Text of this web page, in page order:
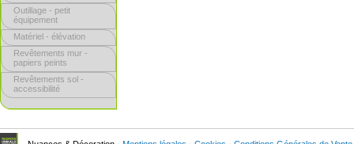
Outillage - petit
équipement
Matériel - élévation
Revêtements mur -
papiers peints
Revêtements sol -
accessibilité